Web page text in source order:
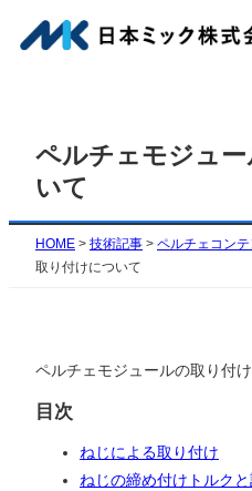
容
ペルチェモジュ
いて
HOME > 技術記事 > ペルチェコン
取り付けについて
ペルチェモジュールの取り付
目次
ねじによる取り付け
ねじの締め付けトルクと